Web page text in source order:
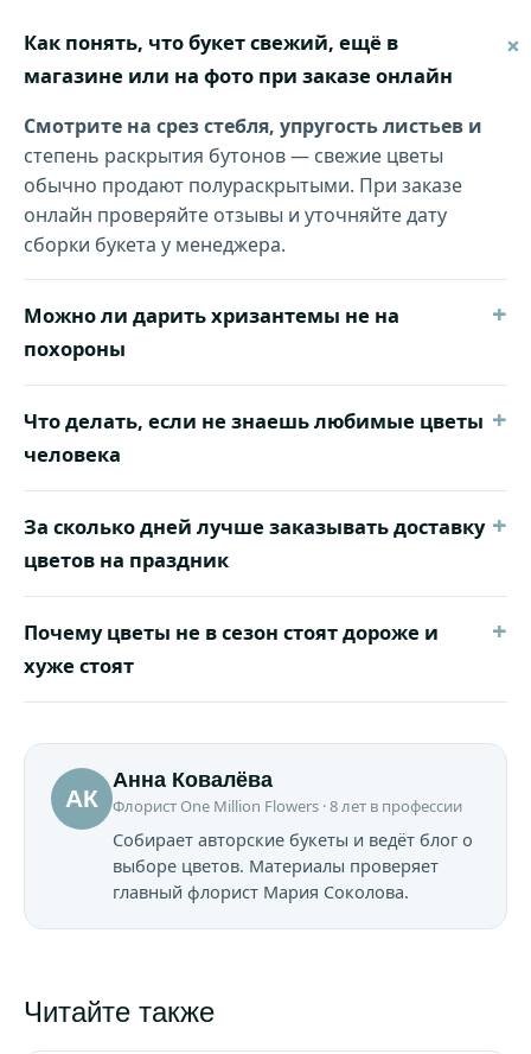
Как понять, что букет свежий, ещё в
магазине или на фото при заказе онлайн
+
Смотрите на срез стебля, упругость листьев и
степень раскрытия бутонов — свежие цветы
обычно продают полураскрытыми. При заказе
онлайн проверяйте отзывы и уточняйте дату
сборки букета у менеджера.
Можно ли дарить хризантемы не на
похороны
+
Что делать, если не знаешь любимые цветы
человека
+
За сколько дней лучше заказывать доставку
цветов на праздник
+
Почему цветы не в сезон стоят дороже и
хуже стоят
+
АК
Анна Ковалёва
Флорист One Million Flowers · 8 лет в профессии
Собирает авторские букеты и ведёт блог о
выборе цветов. Материалы проверяет
главный флорист Мария Соколова.
Читайте также